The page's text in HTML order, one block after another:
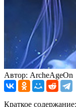
Автор: ArcheAgeOn
Краткое содержание: